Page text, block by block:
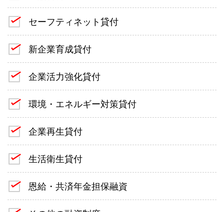
セーフティネット貸付
新企業育成貸付
企業活力強化貸付
環境・エネルギー対策貸付
企業再生貸付
生活衛生貸付
恩給・共済年金担保融資